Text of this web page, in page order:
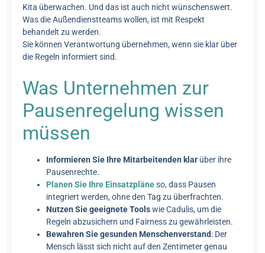
Kita überwachen. Und das ist auch nicht wünschenswert.
Was die Außendienstteams wollen, ist mit Respekt
behandelt zu werden.
Sie können Verantwortung übernehmen, wenn sie klar über
die Regeln informiert sind.
Was Unternehmen zur
Pausenregelung wissen
müssen
Informieren Sie Ihre Mitarbeitenden klar über ihre
Pausenrechte.
Planen Sie Ihre Einsatzpläneso, dass Pausen
integriert werden, ohne den Tag zu überfrachten.
Nutzen Sie geeignete Toolswie Cadulis, um die
Regeln abzusichern und Fairness zu gewährleisten.
Bewahren Sie gesunden Menschenverstand: Der
Mensch lässt sich nicht auf den Zentimeter genau